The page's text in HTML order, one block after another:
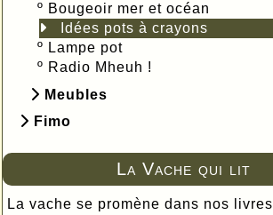
º Bougeoir mer et océan
Idées pots à crayons
º Lampe pot
º Radio Mheuh !
Meubles
Fimo
La Vache qui lit
La vache se promène dans nos livres